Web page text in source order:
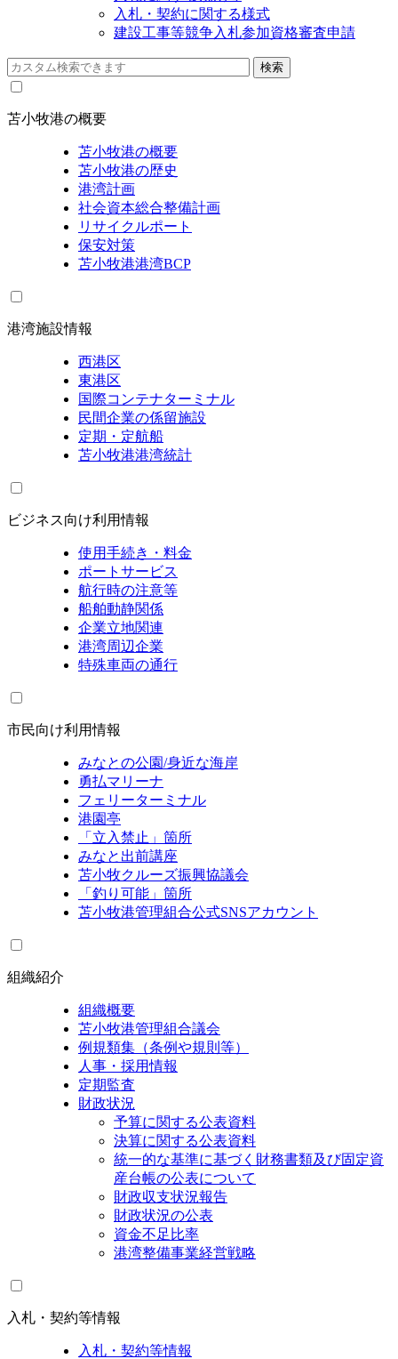
入札・契約に関する様式
建設工事等競争入札参加資格審査申請
苫小牧港の概要
苫小牧港の概要
苫小牧港の歴史
港湾計画
社会資本総合整備計画
リサイクルポート
保安対策
苫小牧港港湾BCP
港湾施設情報
西港区
東港区
国際コンテナターミナル
民間企業の係留施設
定期・定航船
苫小牧港港湾統計
ビジネス向け利用情報
使用手続き・料金
ポートサービス
航行時の注意等
船舶動静関係
企業立地関連
港湾周辺企業
特殊車両の通行
市民向け利用情報
みなとの公園/身近な海岸
勇払マリーナ
フェリーターミナル
港園亭
「立入禁止」箇所
みなと出前講座
苫小牧クルーズ振興協議会
「釣り可能」箇所
苫小牧港管理組合公式SNSアカウント
組織紹介
組織概要
苫小牧港管理組合議会
例規類集（条例や規則等）
人事・採用情報
定期監査
財政状況
予算に関する公表資料
決算に関する公表資料
統一的な基準に基づく財務書類及び固定資
産台帳の公表について
財政収支状況報告
財政状況の公表
資金不足比率
港湾整備事業経営戦略
入札・契約等情報
入札・契約等情報